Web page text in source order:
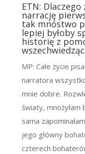
ETN: Dlaczego
narrację
tak mnóstwo
lepiej byłoby
historię z
MP: Całe życie
narratora
mnie dobre.
światy,
sama
jego główny
czterech